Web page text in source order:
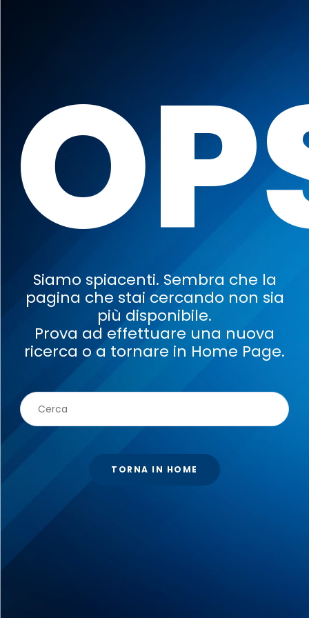
Siamo spiacenti. Sembra che la
pagina che stai cercando non sia
più disponibile.
Prova ad effettuare una nuova
ricerca o a tornare in Home Page.
TORNA IN HOME